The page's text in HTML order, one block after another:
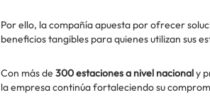
Por ello, la compañía apuesta por ofrecer
beneficios tangibles para quienes utilizan sus
Con más de 300 estaciones a nivel nacionaly
la empresa continúa fortaleciendo su